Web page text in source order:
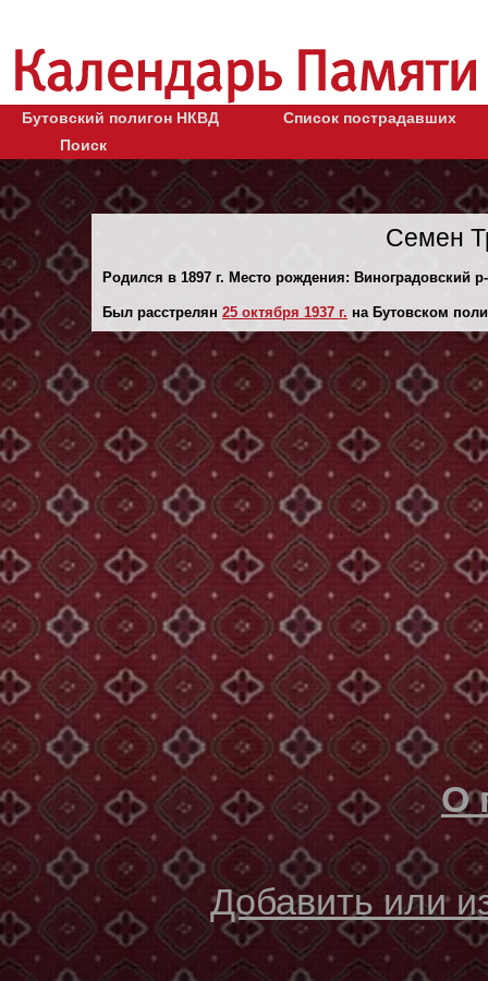
Бутовский полигон НКВД
Список пострадавших
Поиск
Семен
Родился в 1897 г. Место рождения: Виноградовский
Был расстрелян 25 октября 1937 г. на Бутовском
О
Добавить или